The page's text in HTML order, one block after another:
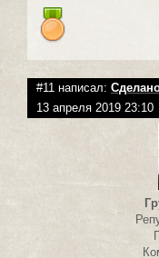
#11 написал:
13 апреля 2019 23:10